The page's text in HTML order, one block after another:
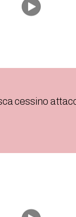
cessino